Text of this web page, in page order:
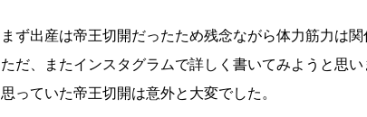
まず出産は帝王切開だったため残念ながら体力筋力は関
ただ、またインスタグラムで詳しく書いてみようと思
思っていた帝王切開は意外と大変でした。